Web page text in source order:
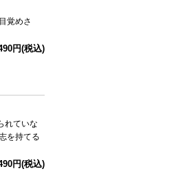
覚めさ
円(税込)
れていな
を持てる
円(税込)